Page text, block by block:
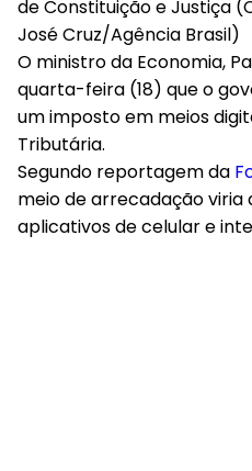
de Constituição e Justiça
José Cruz/Agência Brasil)
O ministro da Economia,
quarta-feira (18) que o
um imposto em meios
Tributária.
Segundo reportagem da
meio de arrecadação viria
aplicativos de celular e